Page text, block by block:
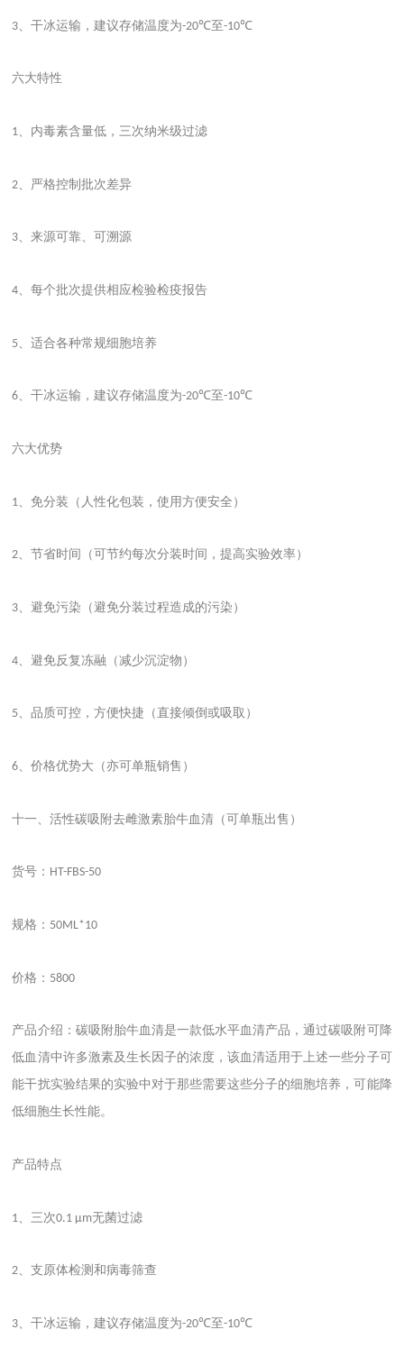
3 、干冰运输，建议存储温度为-20℃至-10℃
六大特性
1 、内毒素含量低，三次纳米级过滤
2 、严格控制批次差异
3、来源可靠、可溯源
4 、每个批次提供相应检验检疫报告
5 、适合各种常规细胞培养
6、干冰运输，建议存储温度为-20℃至-10℃
六大优势
1 、免分装（人性化包装，使用方便安全）
2、节省时间（可节约每次分装时间，提高实验效率）
3、避免污染（避免分装过程造成的污染）
4 、避免反复冻融（减少沉淀物）
5、品质可控，方便快捷（直接倾倒或吸取）
6、价格优势大（亦可单瓶销售）
十一、活性碳吸附去雌激素胎牛血清（可单瓶出售）
货号： HT-FBS-50
规格： 50ML*10
价格： 5800
产品介绍：碳吸附胎牛血清是一款低水平血清产品，通过碳吸附可降
低血清中许多激素及生长因子的浓度 ，该血清适用于上述一些分子可
能干扰实验结果的实验中对于那些需要这些分子的细胞培养，可能降
低细胞生长性能。
产品特点
1 、三次0.1 μm无菌过滤
2、支原体检测和病毒筛查
3、干冰运输，建议存储温度为-20℃至-10℃